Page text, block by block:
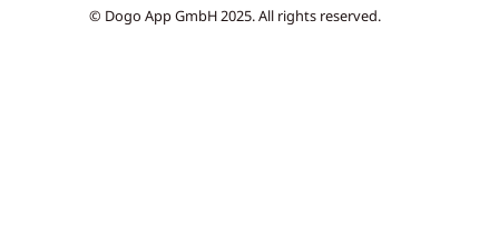
© Dogo App GmbH 2025. All rights reserved.